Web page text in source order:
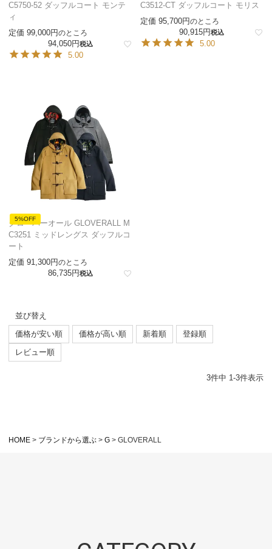
C5750-52 ダッフルコート モンテ
ィ
定価 99,000 のところ
94,050 税込
5.00
C3512-CT ダッフルコート モリス
定価 95,700 のところ
90,915 税込
5.00
5%OFF
グローバーオール GLOVERALL M
C3251 ミッドレングス ダッフルコ
ート
定価 91,300 のところ
86,735 税込
並び替え
価格が安い順
価格が高い順 新着順
登録順
レビュー順
3件中 1-3件表示
HOME ブランドから選ぶ G GLOVERALL